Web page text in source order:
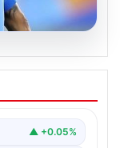
ve sahadaki
▲ +0.05%